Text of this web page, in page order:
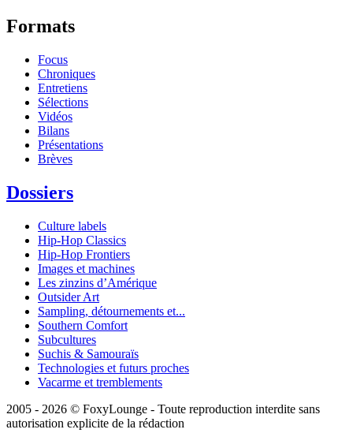
Formats
Focus
Chroniques
Entretiens
Sélections
Vidéos
Bilans
Présentations
Brèves
Dossiers
Culture labels
Hip-Hop Classics
Hip-Hop Frontiers
Images et machines
Les zinzins d’Amérique
Outsider Art
Sampling, détournements et...
Southern Comfort
Subcultures
Suchis & Samouraïs
Technologies et futurs proches
Vacarme et tremblements
2005 - 2026 © FoxyLounge - Toute reproduction interdite sans
autorisation explicite de la rédaction